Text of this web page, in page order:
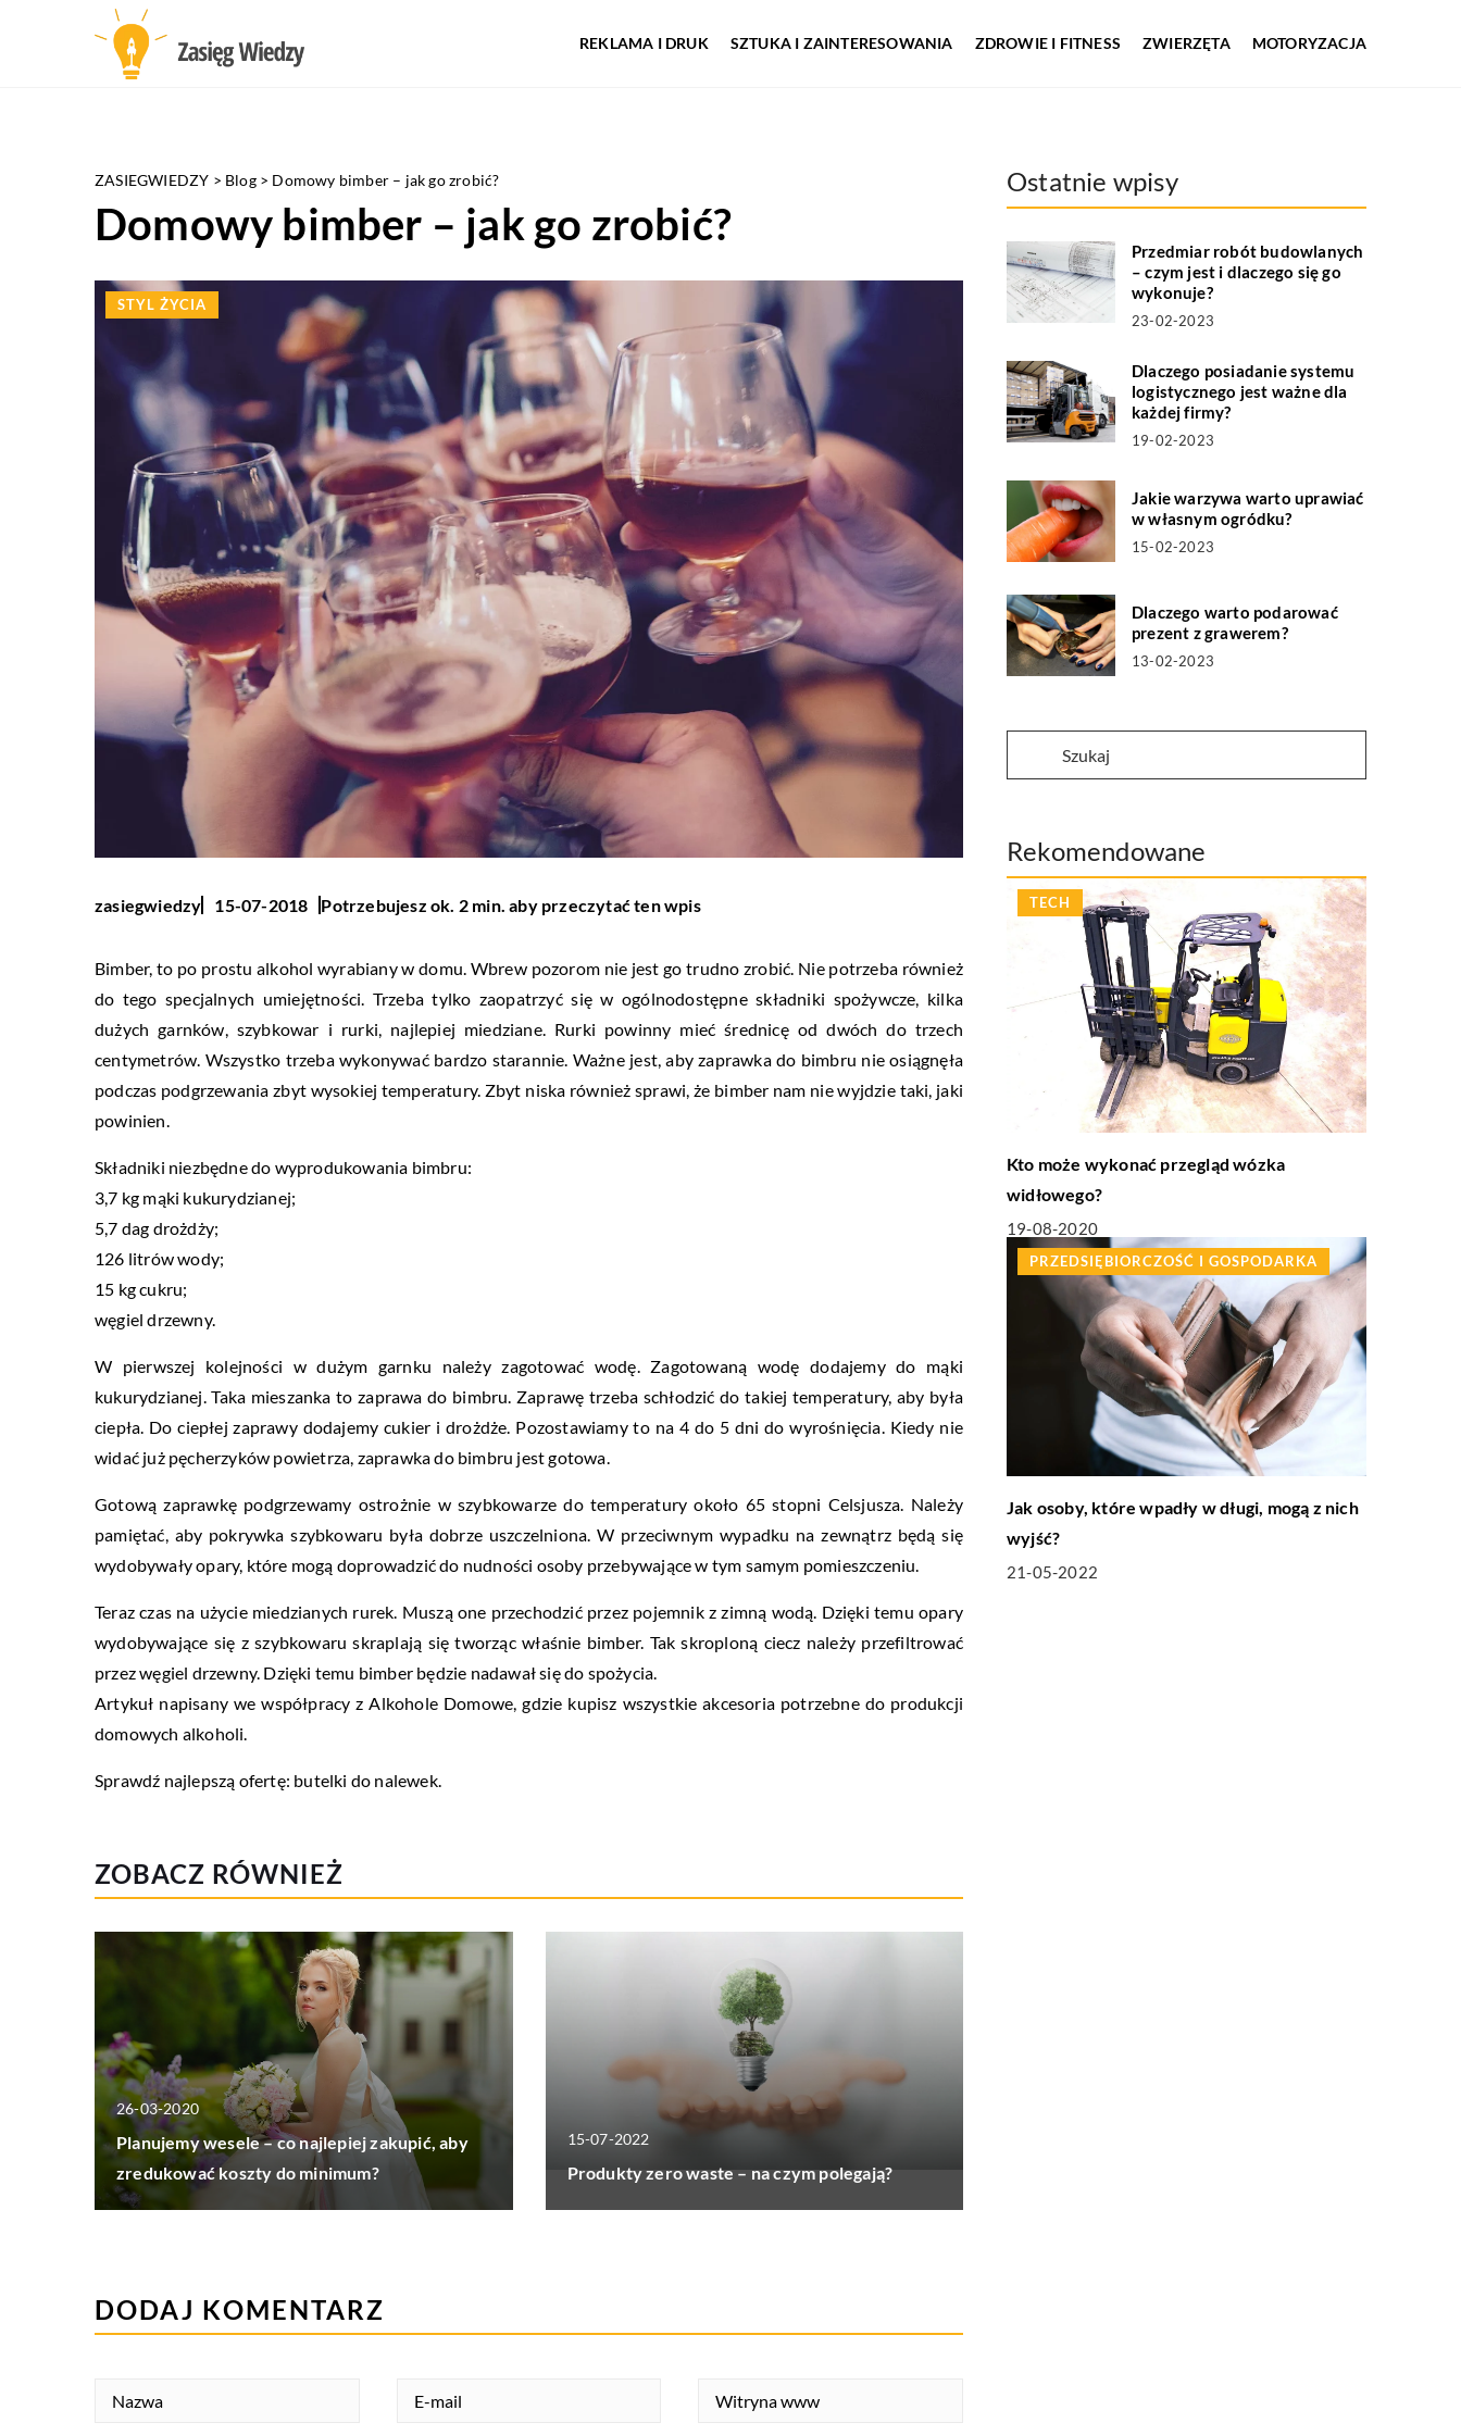
REKLAMA I DRUK SZTUKA I ZAINTERESOWANIA ZDROWIE I FITNESS ZWIERZĘTA MOTORYZACJA
ZASIEGWIEDZY > Blog> Domowy bimber – jak go zrobić?
Domowy bimber – jak go zrobić?
STYL ŻYCIA
zasiegwiedzy 15-07-2018 Potrzebujesz ok. 2 min. aby przeczytać ten wpis
Bimber, to po prostu alkohol wyrabiany w domu. Wbrew pozorom nie jest go trudno zrobić. Nie potrzeba również
do tego specjalnych umiejętności. Trzeba tylko zaopatrzyć się w ogólnodostępne składniki spożywcze, kilka
dużych garnków, szybkowar i rurki, najlepiej miedziane. Rurki powinny mieć średnicę od dwóch do trzech
centymetrów. Wszystko trzeba wykonywać bardzo starannie. Ważne jest, aby zaprawka do bimbru nie osiągnęła
podczas podgrzewania zbyt wysokiej temperatury. Zbyt niska również sprawi, że bimber nam nie wyjdzie taki, jaki
powinien.
Składniki niezbędne do wyprodukowania bimbru:
3,7 kg mąki kukurydzianej;
5,7 dag drożdży;
126 litrów wody;
15 kg cukru;
węgiel drzewny.
W pierwszej kolejności w dużym garnku należy zagotować wodę. Zagotowaną wodę dodajemy do mąki
kukurydzianej. Taka mieszanka to zaprawa do bimbru. Zaprawę trzeba schłodzić do takiej temperatury, aby była
ciepła. Do ciepłej zaprawy dodajemy cukier i drożdże. Pozostawiamy to na 4 do 5 dni do wyrośnięcia. Kiedy nie
widać już pęcherzyków powietrza, zaprawka do bimbru jest gotowa.
Gotową zaprawkę podgrzewamy ostrożnie w szybkowarze do temperatury około 65 stopni Celsjusza. Należy
pamiętać, aby pokrywka szybkowaru była dobrze uszczelniona. W przeciwnym wypadku na zewnątrz będą się
wydobywały opary, które mogą doprowadzić do nudności osoby przebywające w tym samym pomieszczeniu.
Teraz czas na użycie miedzianych rurek. Muszą one przechodzić przez pojemnik z zimną wodą. Dzięki temu opary
wydobywające się z szybkowaru skraplają się tworząc właśnie bimber. Tak skroploną ciecz należy przefiltrować
przez węgiel drzewny. Dzięki temu bimber będzie nadawał się do spożycia.
Artykuł napisany we współpracy z Alkohole Domowe, gdzie kupisz wszystkie akcesoria potrzebne do produkcji
domowych alkoholi.
Sprawdź najlepszą ofertę: butelki do nalewek.
ZOBACZ RÓWNIEŻ
26-03-2020
Planujemy wesele – co najlepiej zakupić, aby
zredukować koszty do minimum?
15-07-2022
Produkty zero waste – na czym polegają?
Ostatnie wpisy
Przedmiar robót budowlanych
– czym jest i dlaczego się go
wykonuje?
23-02-2023
Dlaczego posiadanie systemu
logistycznego jest ważne dla
każdej firmy?
19-02-2023
Jakie warzywa warto uprawiać
w własnym ogródku?
15-02-2023
Dlaczego warto podarować
prezent z grawerem?
13-02-2023
Rekomendowane
TECH
Kto może wykonać przegląd wózka
widłowego?
19-08-2020
PRZEDSIĘBIORCZOŚĆ I GOSPODARKA
Jak osoby, które wpadły w długi, mogą z nich
wyjść?
21-05-2022
DODAJ KOMENTARZ